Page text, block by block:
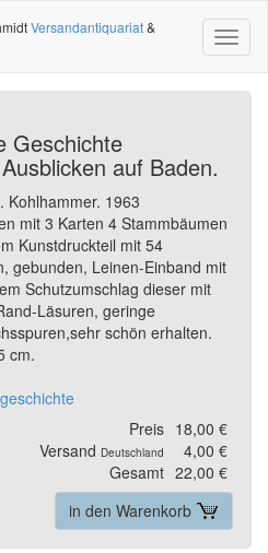
Versandantiquariat&
Geschichte
auf Baden.
Kohlhammer. 1963
mit 3 Karten 4 Stammbäumen
Kunstdruckteil mit 54
gebunden, Leinen-Einband mit
Schutzumschlag dieser mit
Läsuren, geringe
schön erhalten.
cm.
Preis 18,00 €
Versand Deutschland
4,00 €
Gesamt 22,00 €
in den Warenkorb